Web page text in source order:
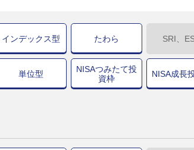
インデックス型 たわら SRI、
単位型
NISAつみたて投
資枠
NISA成長